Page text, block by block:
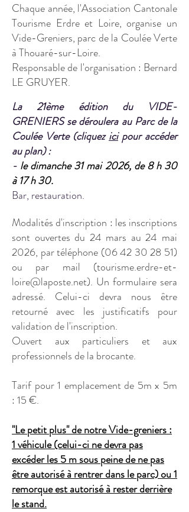
Chaque année, l'Association Cantonale
Tourisme Erdre et Loire, organise un
Vide-Greniers, parc de la Coulée Verte
à Thouaré-sur-Loire.
Responsable de l'organisation : Bernard
LE GRUYER.
La 21ème édition du VIDE-
GRENIERS se déroulera au Parc de la
Coulée Verte (cliquezicipour accéder
au plan) :
- le dimanche 31 mai 2026, de 8 h 30
à 17 h 30.
Bar, restauration.
Modalités d'inscription : les inscriptions
sont ouvertes du 24 mars au 24 mai
2026, par téléphone (06 42 30 28 51)
ou par mail (tourisme.erdre-et-
loire@laposte.net). Un formulaire sera
adressé. Celui-ci devra nous être
retourné avec les justificatifs pour
validation de l'inscription.
Ouvert aux particuliers et aux
professionnels de la brocante.
Tarif pour 1 emplacement de 5m x 5m
: 15 €.
"Le petit plus" de notre Vide-greniers :
1 véhicule (celui-ci ne devra pas
excéder les 5 m sous peine de ne pas
être autorisé à rentrer dans le parc) ou 1
remorque est autorisé à rester derrière
le stand.